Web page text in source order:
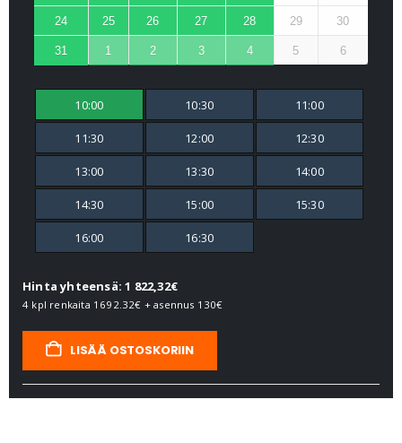
24 25 26 27 28 29 30
31 1 2 3 4 5 6
10:00 10:30 11:00
11:30 12:00 12:30
13:00 13:30 14:00
14:30 15:00 15:30
16:00 16:30
Hinta yhteensä: 1 822,32€
4 kpl renkaita 1692.32€ + asennus 130€
LISÄÄ OSTOSKORIIN